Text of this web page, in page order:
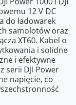
12 V DC
do ładowarek
samolotów oraz
XT60. Kabel o
i solidne
i efektywne
serii DJI Power
napięcie, co